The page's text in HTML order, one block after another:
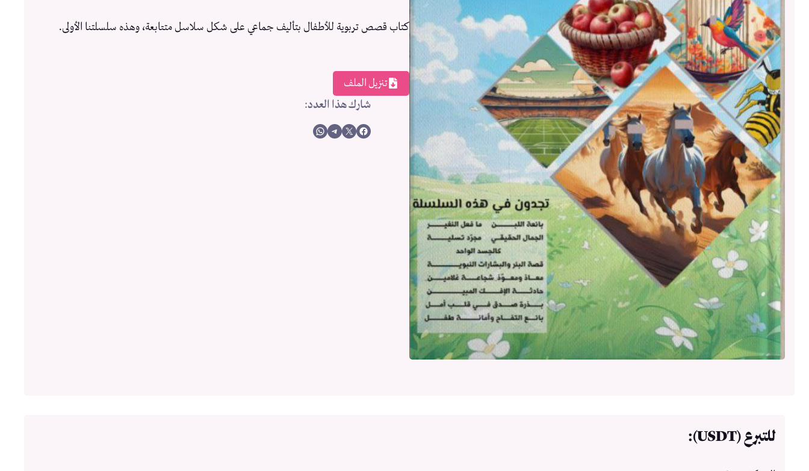
كتاب قصص تربوية للأطفال بتأليف جماعي على شكل سلاسل متتابعة، وهذه سلسلتنا الأولى.
تنزيل الملف
شارك هذا العدد:
Share on Facebook
Share on X
Share on Telegram
Share on WhatsApp
للتبرع (USDT):